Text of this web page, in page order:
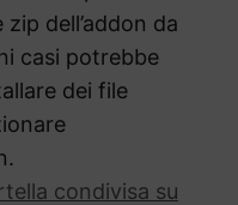
dell’addon da
casi potrebbe
dei file
condivisa su